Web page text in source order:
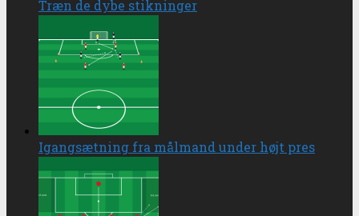
Træn de dybe stikninger
Igangsætning fra målmand under højt pres